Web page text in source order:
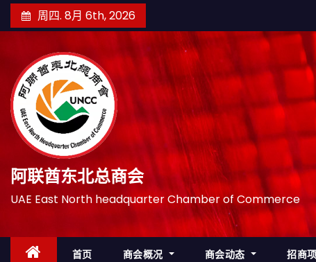
至
周四. 8月 6th, 2026
阿联酋东北总商会
UAE East North headquarter Chamber of Commerce
首页 商会概况 商会动态 招商